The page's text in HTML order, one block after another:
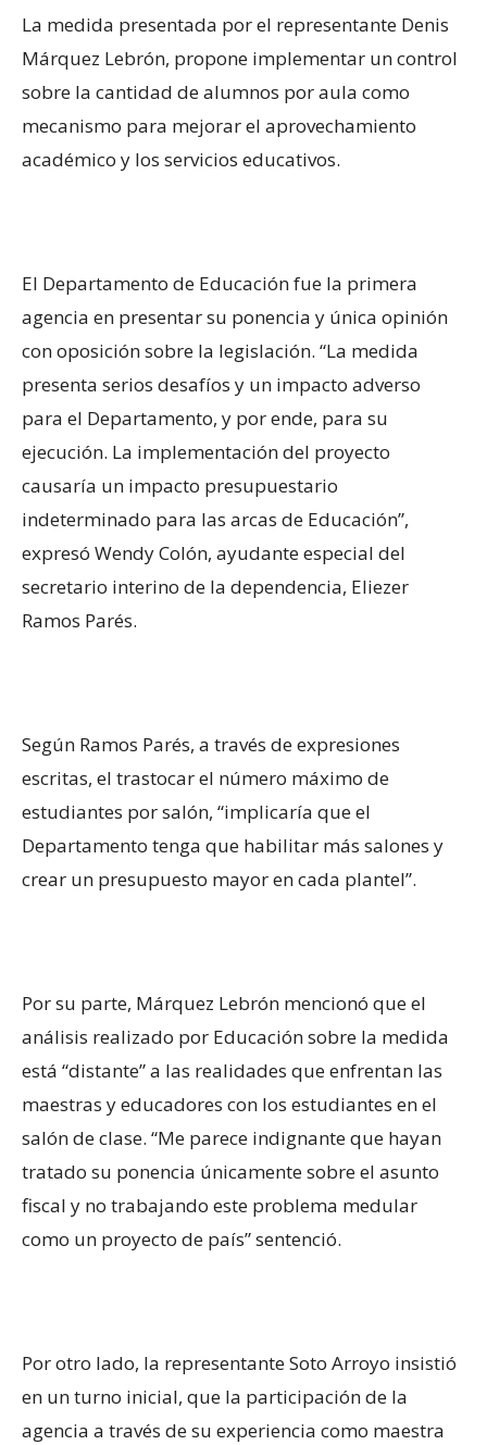
La medida presentada por el representante Denis
Márquez Lebrón, propone implementar un control
sobre la cantidad de alumnos por aula como
mecanismo para mejorar el aprovechamiento
académico y los servicios educativos.
El Departamento de Educación fue la primera
agencia en presentar su ponencia y única opinión
con oposición sobre la legislación. “La medida
presenta serios desafíos y un impacto adverso
para el Departamento, y por ende, para su
ejecución. La implementación del proyecto
causaría un impacto presupuestario
indeterminado para las arcas de Educación”,
expresó Wendy Colón, ayudante especial del
secretario interino de la dependencia, Eliezer
Ramos Parés.
Según Ramos Parés, a través de expresiones
escritas, el trastocar el número máximo de
estudiantes por salón, “implicaría que el
Departamento tenga que habilitar más salones y
crear un presupuesto mayor en cada plantel”.
Por su parte, Márquez Lebrón mencionó que el
análisis realizado por Educación sobre la medida
está “distante” a las realidades que enfrentan las
maestras y educadores con los estudiantes en el
salón de clase. “Me parece indignante que hayan
tratado su ponencia únicamente sobre el asunto
fiscal y no trabajando este problema medular
como un proyecto de país” sentenció.
Por otro lado, la representante Soto Arroyo insistió
en un turno inicial, que la participación de la
agencia a través de su experiencia como maestra